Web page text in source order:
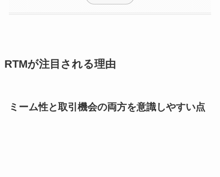
RTMが注目される理由
ミーム性と取引機会の両方を意識しやすい点